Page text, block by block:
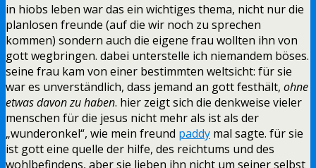
in hiobs leben war das ein wichtiges thema, nicht nur die
planlosen freunde (auf die wir noch zu sprechen
kommen) sondern auch die eigene frau wollten ihn von
gott wegbringen. dabei unterstelle ich niemandem böses.
seine frau kam von einer bestimmten weltsicht: für sie
war es unverständlich, dass jemand an gott festhält, ohne
etwas davon zu haben. hier zeigt sich die denkweise vieler
menschen für die jesus nicht mehr als ist als der
„wunderonkel“, wie mein freund paddy mal sagte. für sie
ist gott eine quelle der hilfe, des reichtums und des
wohlbefindens, aber sie lieben ihn nicht um seiner selbst